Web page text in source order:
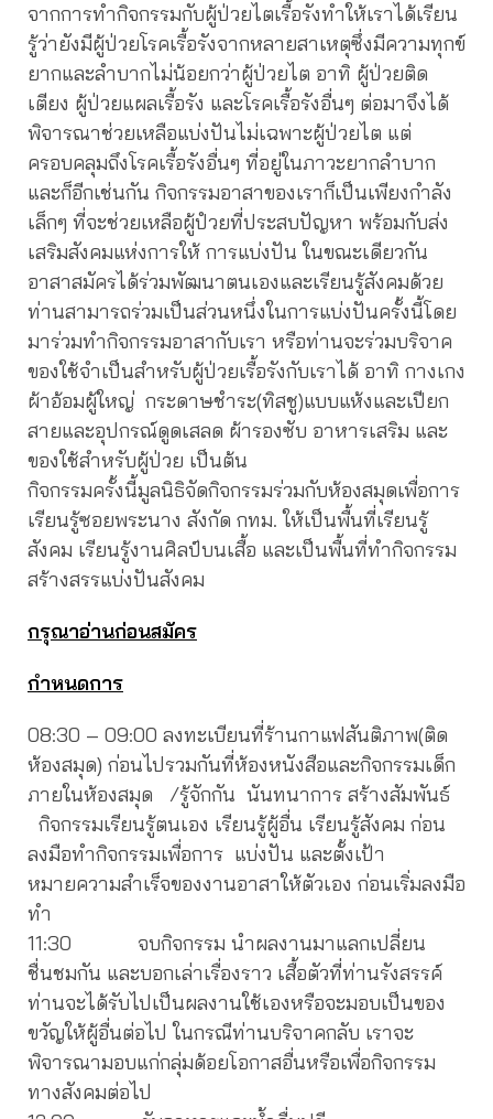
จากการทำกิจกรรมกับผู้ป่วยไตเรื้อรังทำให้เราได้เรียน
รู้ว่ายังมีผู้ป่วยโรคเรื้อรังจากหลายสาเหตุซึ่งมีความทุกข์
ยากและลำบากไม่น้อยกว่าผู้ป่วยไต อาทิ ผู้ป่วยติด
เตียง ผู้ป่วยแผลเรื้อรัง และโรคเรื้อรังอื่นๆ ต่อมาจึงได้
พิจารณาช่วยเหลือแบ่งปันไม่เฉพาะผู้ป่วยไต แต่
ครอบคลุมถึงโรคเรื้อรังอื่นๆ ที่อยู่ในภาวะยากลำบาก
และก็อีกเช่นกัน กิจกรรมอาสาของเราก็เป็นเพียงกำลัง
เล็กๆ ที่จะช่วยเหลือผู้ปํวยที่ประสบปัญหา พร้อมกับส่ง
เสริมสังคมแห่งการให้ การแบ่งปัน ในขณะเดียวกัน
อาสาสมัครได้ร่วมพัฒนาตนเองและเรียนรู้สังคมด้วย
ท่านสามารถร่วมเป็นส่วนหนึ่งในการแบ่งปันครั้งนี้โดย
มาร่วมทำกิจกรรมอาสากับเรา หรือท่านจะร่วมบริจาค
ของใช้จำเป็นสำหรับผู้ป่วยเรื้อรังกับเราได้ อาทิ กางเกง
ผ้าอ้อมผู้ใหญ่ กระดาษชำระ(ทิสชู)แบบแห้งและเปียก
สายและอุปกรณ์ดูดเสลด ผ้ารองซับ อาหารเสริม และ
ของใช้สำหรับผู้ป่วย เป็นต้น
กิจกรรมครั้งนี้มูลนิธิจัดกิจกรรมร่วมกับห้องสมุดเพื่อการ
เรียนรู้ซอยพระนาง สังกัด กทม. ให้เป็นพื้นที่เรียนรู้
สังคม เรียนรู้งานศิลป์บนเสื้อ และเป็นพื้นที่ทำกิจกรรม
สร้างสรรแบ่งปันสังคม
กรุณาอ่านก่อนสมัคร
กำหนดการ
08:30 – 09:00 ลงทะเบียนที่ร้านกาแฟสันติภาพ(ติด
ห้องสมุด) ก่อนไปรวมกันที่ห้องหนังสือและกิจกรรมเด็ก
ภายในห้องสมุด /รู้จักกัน นันทนาการ สร้างสัมพันธ์
กิจกรรมเรียนรู้ตนเอง เรียนรู้ผู้อื่น เรียนรู้สังคม ก่อน
ลงมือทำกิจกรรมเพื่อการ แบ่งปัน และตั้งเป้า
หมายความสำเร็จของงานอาสาให้ตัวเอง ก่อนเริ่มลงมือ
ทำ
11:30 จบกิจกรรม นำผลงานมาแลกเปลี่ยน
ชื่นชมกัน และบอกเล่าเรื่องราว เสื้อตัวที่ท่านรังสรรค์
ท่านจะได้รับไปเป็นผลงานใช้เองหรือจะมอบเป็นของ
ขวัญให้ผู้อื่นต่อไป ในกรณีท่านบริจาคกลับ เราจะ
พิจารณามอบแก่กลุ่มด้อยโอกาสอื่นหรือเพื่อกิจกรรม
ทางสังคมต่อไป